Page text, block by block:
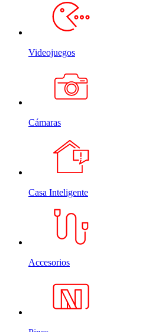
Videojuegos
Cámaras
Casa Inteligente
Accesorios